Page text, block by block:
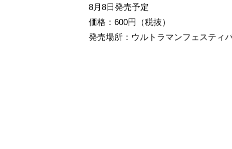
8月8日発売予定
価格：600円（税抜）
発売場所：ウルトラマンフェスティ